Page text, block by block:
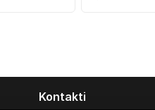
Kontakti